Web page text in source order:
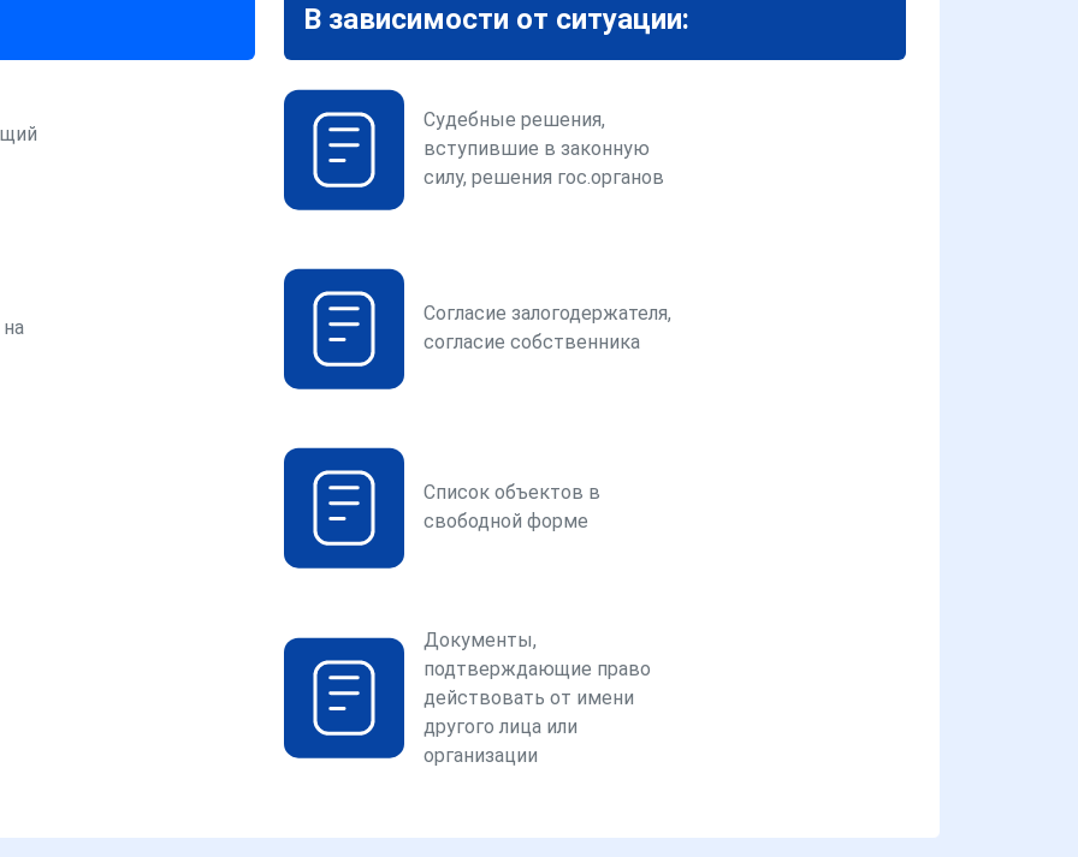
В зависимости от ситуации:
Судебные решения,
вступившие в законную
силу, решения гос.органов
Согласие залогодержателя,
согласие собственника
Список объектов в
свободной форме
Документы,
подтверждающие право
действовать от имени
другого лица или
организации